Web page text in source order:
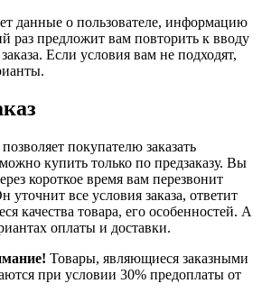
данные о пользователе, информацию
раз предложит вам повторить к вводу
Если условия вам не подходят,
покупателю заказать
купить только по предзаказу. Вы
короткое время вам перезвонит
уточнит все условия заказа, ответит
качества товара, его особенностей. А
оплаты и доставки.
Товары, являющиеся заказными
при условии 30% предоплаты от